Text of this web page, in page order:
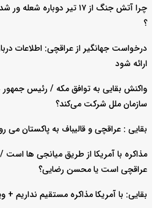
چرا آتش جنگ از ۱۷ تیر
؟
درخواست جهانگیر از عراقچی: اطلاعات
ارائه شود
واکنش بقایی به توافق مکه / رئیس
سازمان ملل شرکت می‌کند؟
بقایی : عراقچی و قالیباف به پاکستان می
مذاکره با آمریکا از طریق میانجی ها است
عراقچی است یا محسن رضایی؟
بقایی: با آمریکا مذاکره مستقیم نداریم +